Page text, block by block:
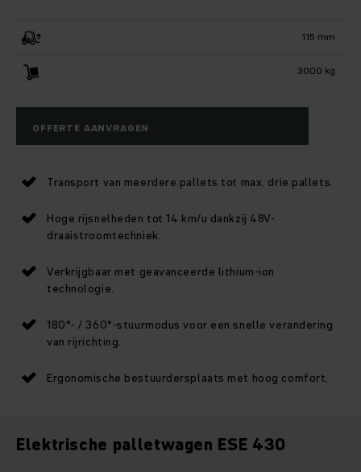
115 mm
3000 kg
OFFERTE AANVRAGEN
Transport van meerdere pallets tot max. drie pallets.
Hoge rijsnelheden tot 14 km/u dankzij 48V-
draaistroomtechniek.
Verkrijgbaar met geavanceerde lithium-ion
technologie.
180°- / 360°-stuurmodus voor een snelle verandering
van rijrichting.
Ergonomische bestuurdersplaats met hoog comfort.
Elektrische palletwagen ESE 430